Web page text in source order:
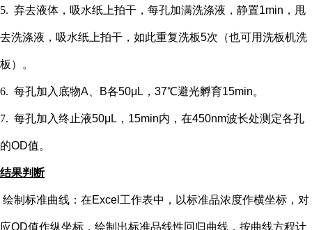
5. 弃去液体，吸水纸上拍干，每孔加满洗涤液，静置1min，甩
去洗涤液，吸水纸上拍干，如此重复洗板5次（也可用洗板机洗
板）。
6. 每孔加入底物A、B各50μL，37℃避光孵育15min。
7. 每孔加入终止液50μL，15min内，在450nm波长处测定各孔
的OD值。
结果判断
绘制标准曲线：在Excel工作表中，以标准品浓度作横坐标，对
应OD值作纵坐标，绘制出标准品线性回归曲线，按曲线方程计